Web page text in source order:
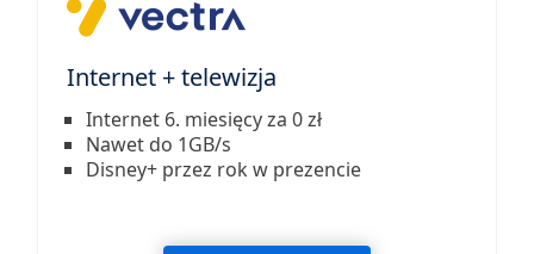
Internet + telewizja
Internet 6. miesięcy za 0 zł
Nawet do 1GB/s
Disney+ przez rok w prezencie